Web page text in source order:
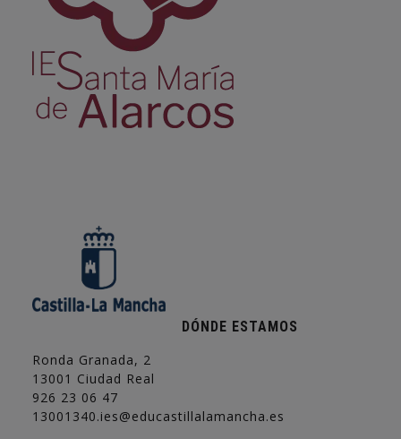
DÓNDE ESTAMOS
Ronda Granada, 2
13001 Ciudad Real
926 23 06 47
13001340.ies@educastillalamancha.es